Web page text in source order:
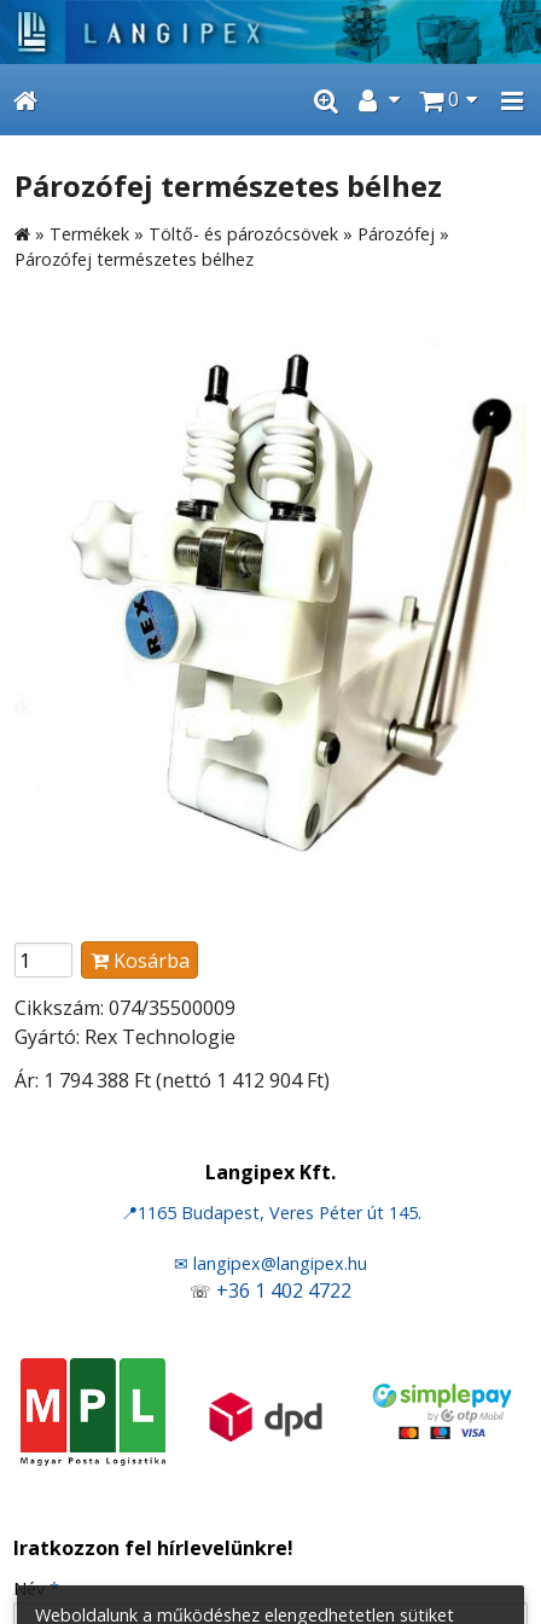
0
Pározófej természetes bélhez
» Termékek » Töltő- és pározócsövek » Pározófej »
Pározófej természetes bélhez
Kosárba
Cikkszám: 074/35500009
Gyártó: Rex Technologie
Ár: 1 794 388 Ft(nettó 1 412 904 Ft)
Langipex Kft.
📍1165 Budapest, Veres Péter út 145.
✉ langipex@langipex.hu
☏ +36 1 402 4722
Iratkozzon fel hírlevelünkre!
-Név*
Weboldalunk a működéshez elengedhetetlen sütiket